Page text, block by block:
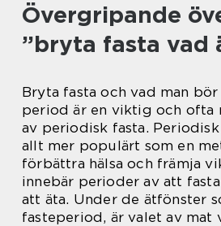
Övergripande
”bryta fasta vad
Bryta fasta och vad man
period är en viktig och ofta
av periodisk fasta.
allt mer populärt som en
förbättra hälsa och främja
innebär perioder av att
att äta. Under de ätfönster
fasteperiod, är valet av mat